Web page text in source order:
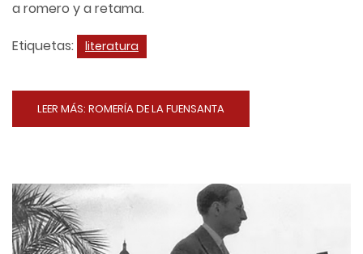
a romero y a retama.
Etiquetas:
literatura
LEER MÁS: ROMERÍA DE LA FUENSANTA